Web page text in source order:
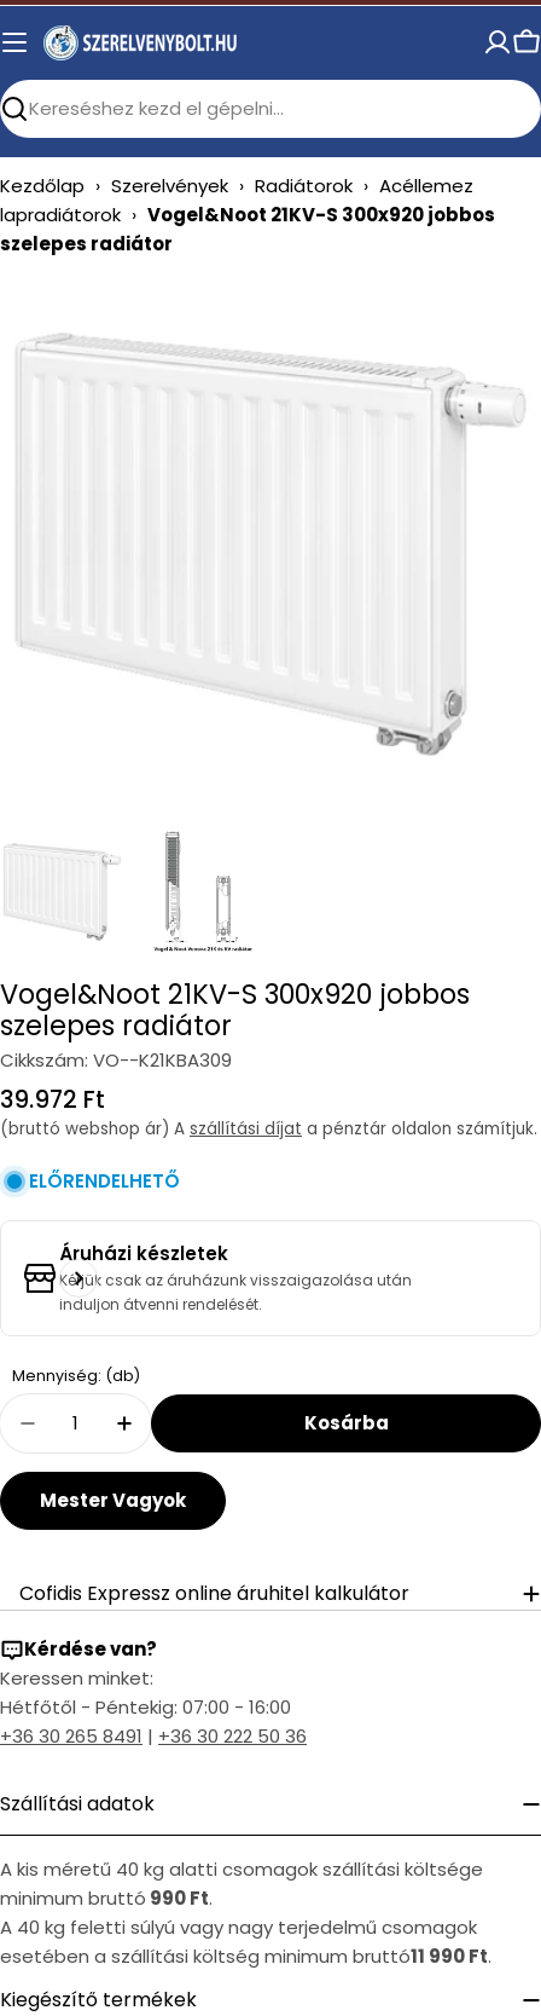
Skip
to
Search
Kezdőlap › Szerelvények › Radiátorok › Acéllemez
lapradiátorok › Vogel&Noot 21KV-S 300x920 jobbos
szelepes radiátor
Vogel&Noot 21KV-S 300x920 jobbos
szelepes radiátor
Cikkszám: VO--K21KBA309
Regular
price
39.972 Ft
(bruttó webshop ár) A szállítási díjat a pénztár oldalon számítjuk.
ELŐRENDELHETŐ
Áruházi készletek
Kérjük csak az áruházunk visszaigazolása után
induljon átvenni rendelését.
Mennyiség: (db)Quantity
Decrease Quantity For Vogel&amp;Noot
Increase Quantity For
Kosárba
Mester Vagyok
Cofidis Expressz online áruhitel kalkulátor
Kérdése van?
Keressen minket:
Hétfőtől - Péntekig: 07:00 - 16:00
+36 30 265 8491 | +36 30 222 50 36
Szállítási adatok
A kis méretű 40 kg alatti csomagok szállítási költsége
minimum bruttó 990 Ft.
A 40 kg feletti súlyú vagy nagy terjedelmű csomagok
esetében a szállítási költség minimum bruttó11 990 Ft.
Kiegészítő termékek